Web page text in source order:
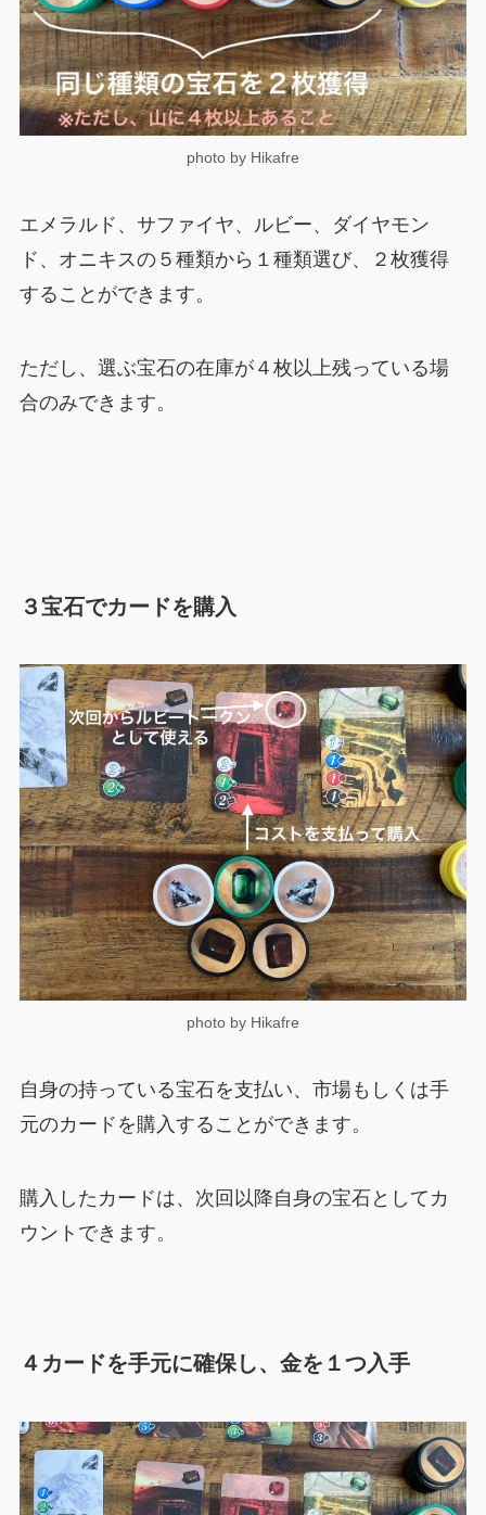
photo by Hikafre
エメラルド、サファイヤ、ルビー、ダイヤモン
ド、オニキスの５種類から１種類選び、２枚獲得
することができます。
ただし、選ぶ宝石の在庫が４枚以上残っている場
合のみできます。
３宝石でカードを購入
photo by Hikafre
自身の持っている宝石を支払い、市場もしくは手
元のカードを購入することができます。
購入したカードは、次回以降自身の宝石としてカ
ウントできます。
４カードを手元に確保し、金を１つ入手